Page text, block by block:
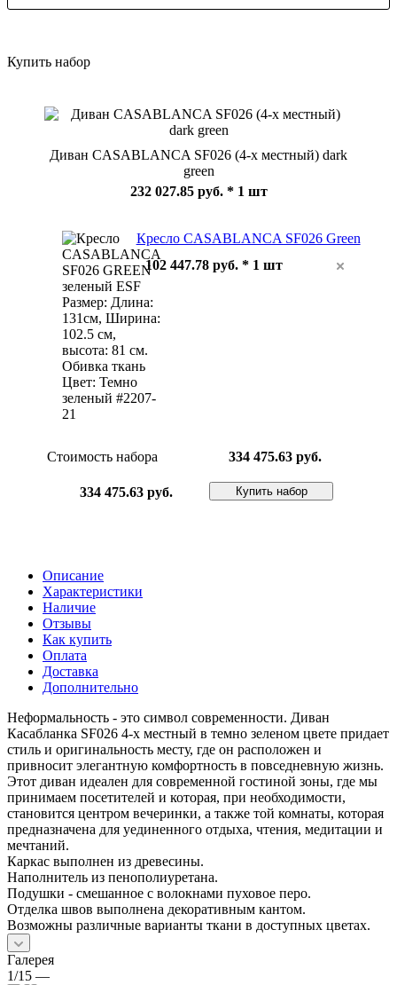
Купить набор
Диван CASABLANCA SF026 (4-х местный) dark
green
232 027.85 руб.* 1 шт
Кресло CASABLANCA SF026 Green
102 447.78 руб. * 1 шт
Стоимость набора 334 475.63 руб.
334 475.63 руб. Купить набор
Описание
Характеристики
Наличие
Отзывы
Как купить
Оплата
Доставка
Дополнительно
Неформальность - это символ современности. Диван
Касабланка SF026 4-х местный в темно зеленом цвете придает
стиль и оригинальность месту, где он расположен и
привносит элегантную комфортность в повседневную жизнь.
Этот диван идеален для современной гостиной зоны, где мы
принимаем посетителей и которая, при необходимости,
становится центром вечеринки, а также той комнаты, которая
предназначена для уединенного отдыха, чтения, медитации и
мечтаний.
Каркас выполнен из древесины.
Наполнитель из пенополиуретана.
Подушки - смешанное с волокнами пуховое перо.
Отделка швов выполнена декоративным кантом.
Возможны различные варианты ткани в доступных цветах.
Галерея
1/15 —